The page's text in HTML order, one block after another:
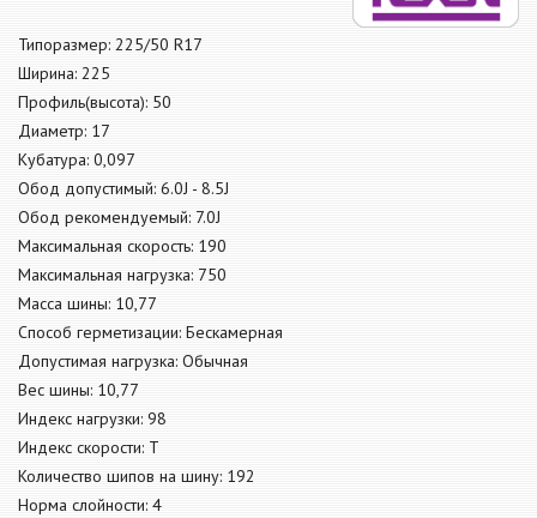
Типоразмер: 225/50 R17
Ширина: 225
Профиль(высота): 50
Диаметр: 17
Кубатура: 0,097
Обод допустимый: 6.0J - 8.5J
Обод рекомендуемый: 7.0J
Максимальная скорость: 190
Максимальная нагрузка: 750
Масса шины: 10,77
Способ герметизации: Бескамерная
Допустимая нагрузка: Обычная
Вес шины: 10,77
Индекс нагрузки: 98
Индекс скорости: T
Количество шипов на шину: 192
Норма слойности: 4